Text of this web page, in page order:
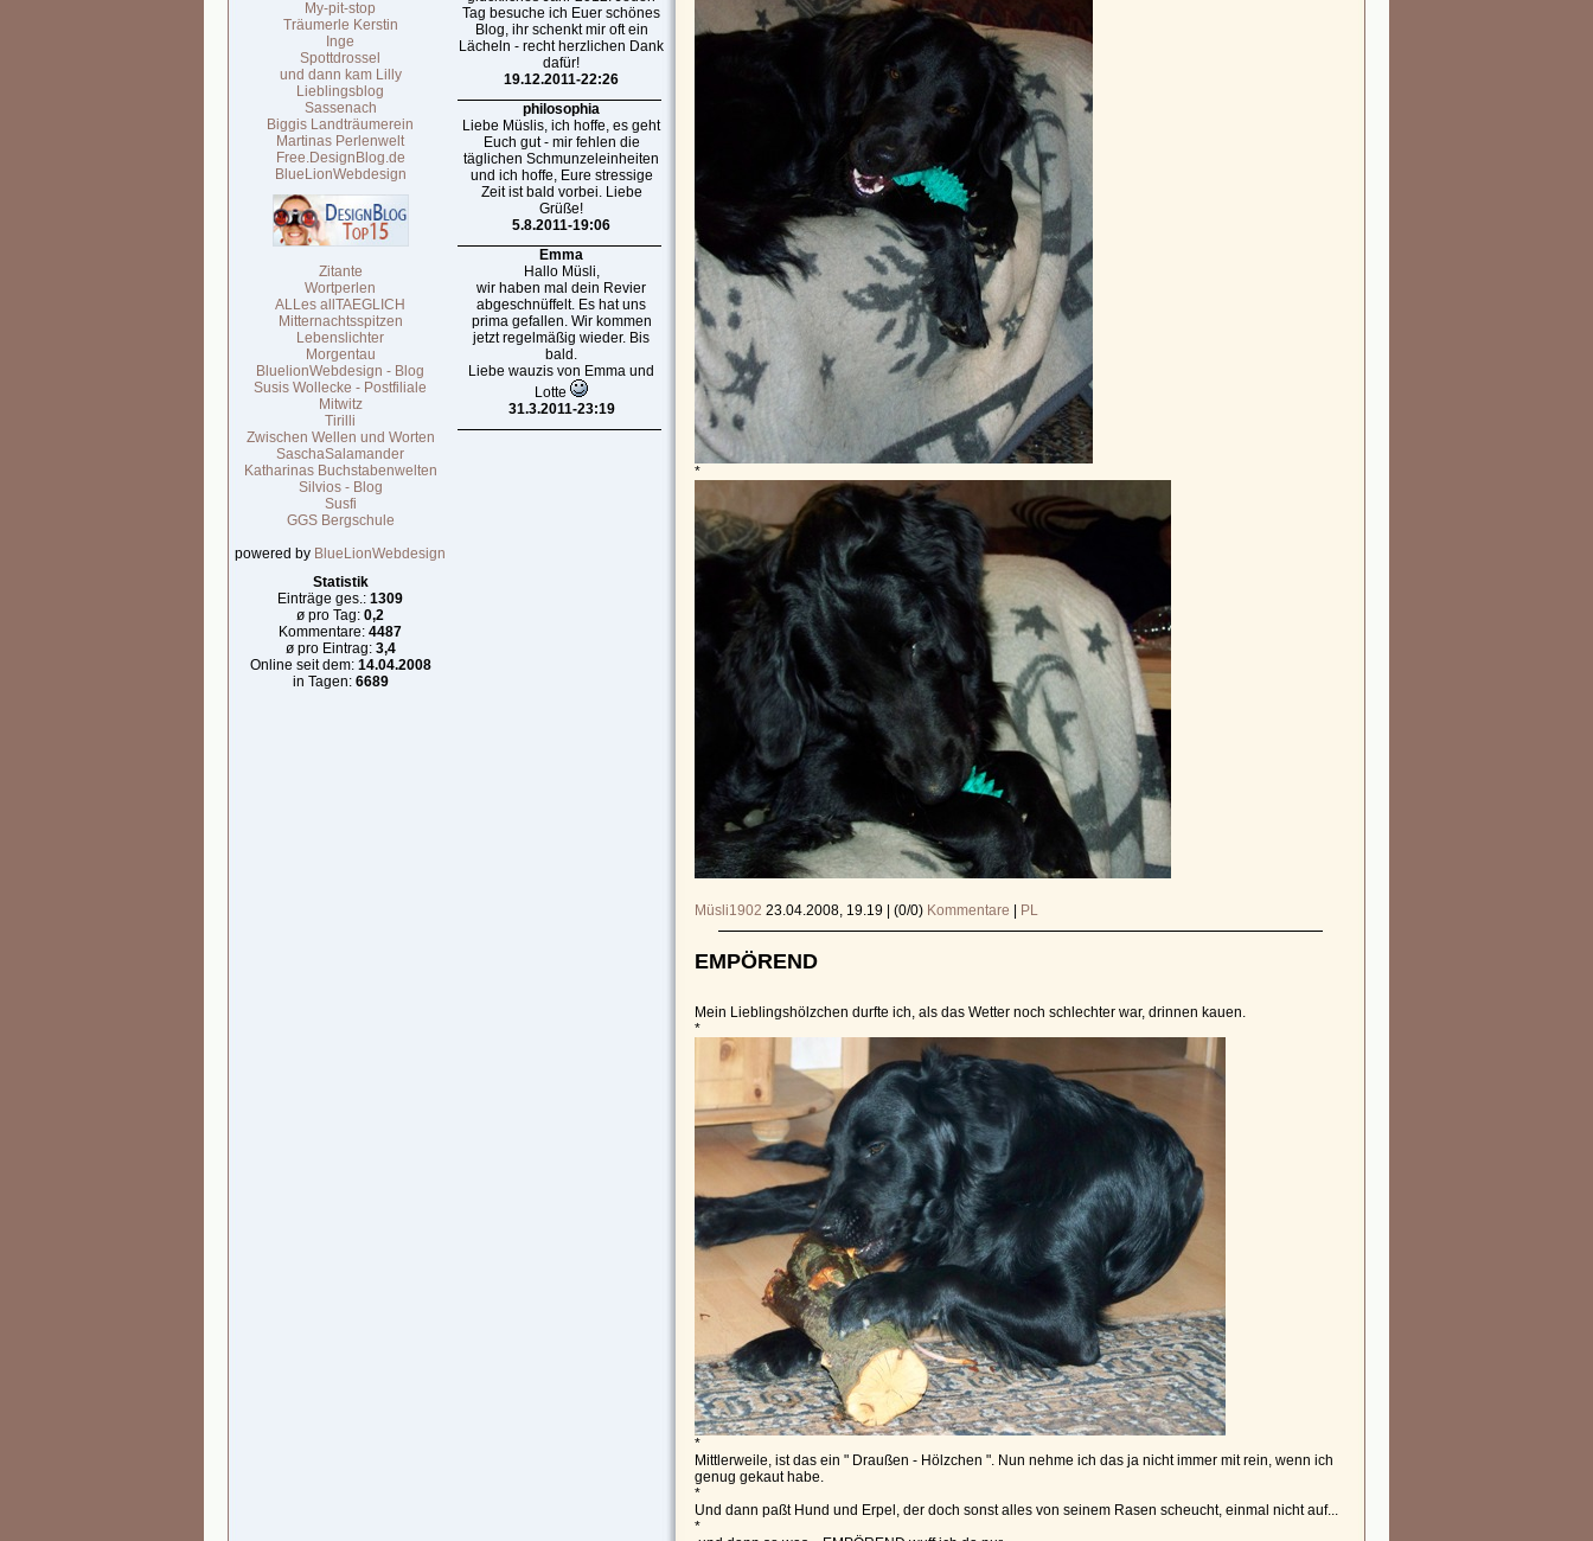
My-pit-stop
Träumerle Kerstin
Inge
Spottdrossel
und dann kam Lilly
Lieblingsblog
Sassenach
Biggis Landträumerein
Martinas Perlenwelt
Free.DesignBlog.de
BlueLionWebdesign
Zitante
Wortperlen
ALLes allTAEGLICH
Mitternachtsspitzen
Lebenslichter
Morgentau
BluelionWebdesign - Blog
Susis Wollecke - Postfiliale
Mitwitz
Tirilli
Zwischen Wellen und Worten
SaschaSalamander
Katharinas Buchstabenwelten
Silvios - Blog
Susfi
GGS Bergschule
powered by BlueLionWebdesign
Statistik
Einträge ges.: 1309
ø pro Tag: 0,2
Kommentare: 4487
ø pro Eintrag: 3,4
Online seit dem: 14.04.2008
in Tagen: 6689
Tag besuche ich Euer schönes
Blog, ihr schenkt mir oft ein
Lächeln - recht herzlichen Dank
dafür!
19.12.2011-22:26
philosophia
Liebe Müslis, ich hoffe, es geht
Euch gut - mir fehlen die
täglichen Schmunzeleinheiten
und ich hoffe, Eure stressige
Zeit ist bald vorbei. Liebe
Grüße!
5.8.2011-19:06
Emma
Hallo Müsli,
wir haben mal dein Revier
abgeschnüffelt. Es hat uns
prima gefallen. Wir kommen
jetzt regelmäßig wieder. Bis
bald.
Liebe wauzis von Emma und
Lotte
31.3.2011-23:19
*
Müsli1902 23.04.2008, 19.19 | (0/0) Kommentare | PL
EMPÖREND
Mein Lieblingshölzchen durfte ich, als das Wetter noch schlechter war, drinnen kauen.
*
*
Mittlerweile, ist das ein " Draußen - Hölzchen ". Nun nehme ich das ja nicht immer mit rein, wenn ich
genug gekaut habe.
*
Und dann paßt Hund und Erpel, der doch sonst alles von seinem Rasen scheucht, einmal nicht auf...
*